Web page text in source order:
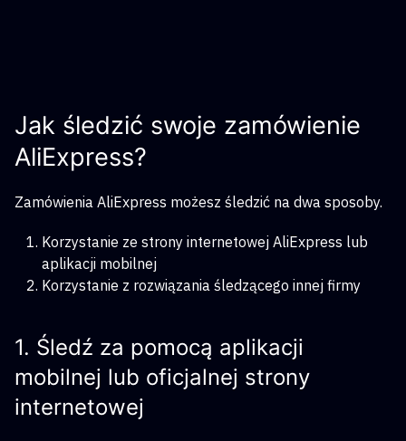
Jak śledzić swoje zamówienie
AliExpress?
Zamówienia AliExpress możesz śledzić na dwa sposoby.
Korzystanie ze strony internetowej AliExpress lub
aplikacji mobilnej
Korzystanie z rozwiązania śledzącego innej firmy
1. Śledź za pomocą aplikacji
mobilnej lub oficjalnej strony
internetowej